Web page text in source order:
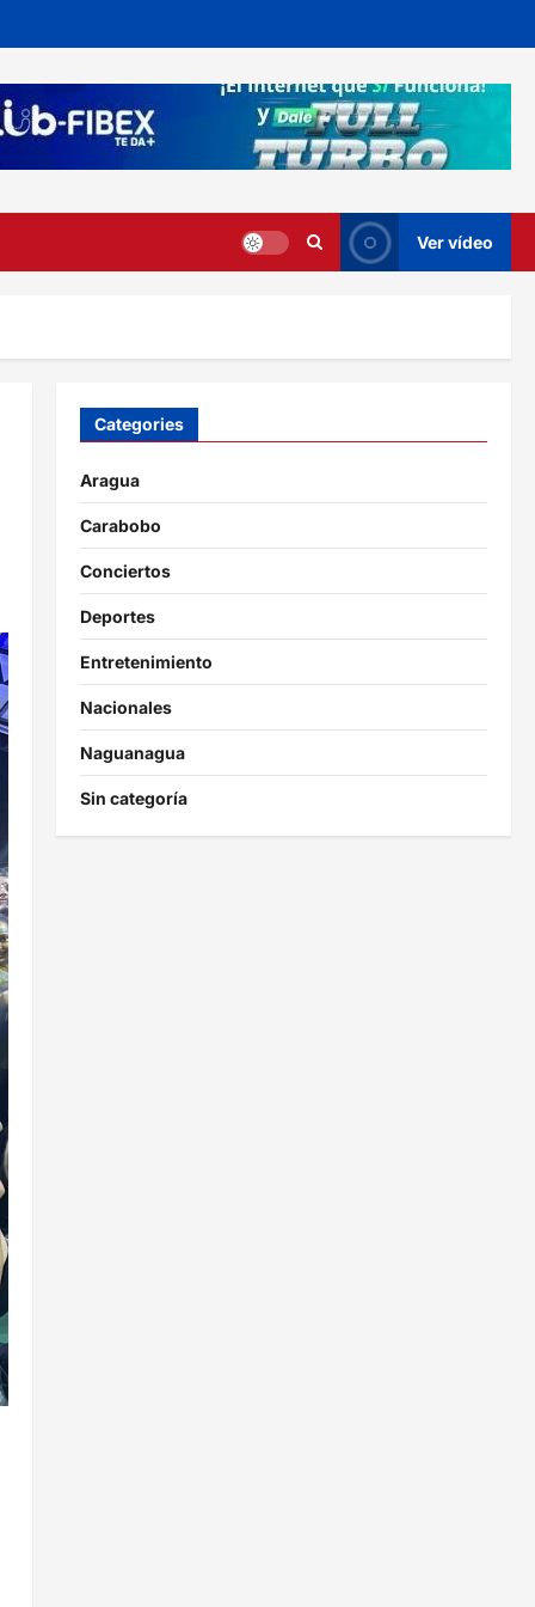
Ver vídeo
Categories
Aragua
Carabobo
Conciertos
Deportes
Entretenimiento
Nacionales
Naguanagua
Sin categoría